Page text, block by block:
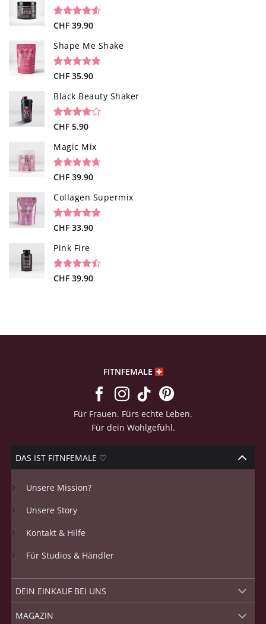
Bewertet
von 5,
basierend
auf
96
Kundenbewertungen
CHF 39.90
Shape Me Shake
Bewertet
von 5,
auf
40
Kundenbewertungen
CHF 35.90
Black Beauty Shaker
Bewertet
von 5,
basierend
auf
1
Kundenbewertung
CHF 5.90
Magic Mix
Bewertet
von 5,
basierend
auf
34
Kundenbewertungen
CHF 39.90
Collagen Supermix
Bewertet
von 5,
auf
26
Kundenbewertungen
CHF 33.90
Pink Fire
Bewertet
19
CHF 39.90
FITNFEMALE
Für Frauen. Fürs echte Leben.
Für dein Wohlgefühl.
DAS IST FITNFEMALE ♡
Unsere Mission?
Unsere Story
Kontakt & Hilfe
Für Studios & Händler
DEIN EINKAUF BEI UNS
MAGAZIN